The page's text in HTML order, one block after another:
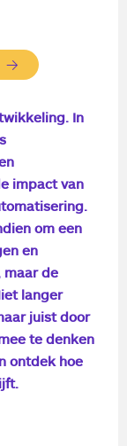
In
impact van
om een
en
maar de
langer
juist door
te denken
ontdek hoe